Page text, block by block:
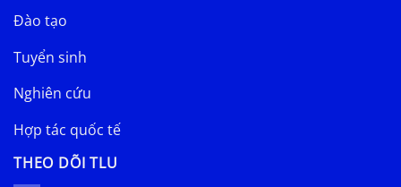
Đào tạo
Tuyển sinh
Nghiên cứu
Hợp tác quốc tế
THEO DÕI TLU